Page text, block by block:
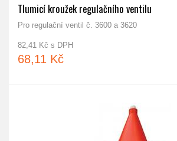
Tlumicí kroužek regulačního ventilu
Pro regulační ventil č. 3600 a 3620
82,41 Kč s DPH
68,11 Kč